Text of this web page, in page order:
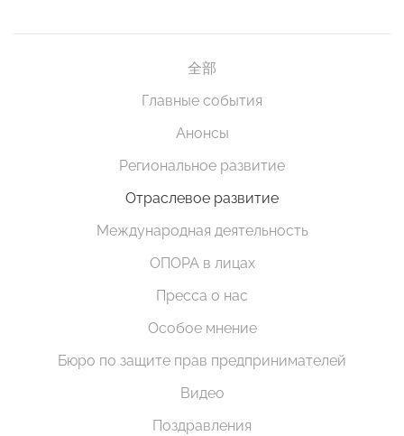
全部
Главные события
Анонсы
Региональное развитие
Отраслевое развитие
Международная деятельность
ОПОРА в лицах
Пресса о нас
Особое мнение
Бюро по защите прав предпринимателей
Видео
Поздравления